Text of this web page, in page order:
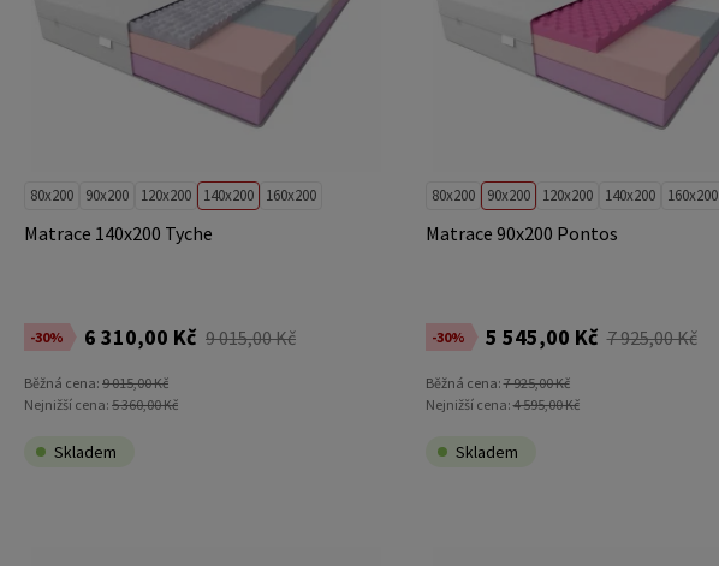
80x200 90x200 120x200 140x200 160x200
Matrace 140x200 Tyche
-30% 6 310,00 Kč 9 015,00 Kč
Běžná cena: 9 015,00 Kč
Nejnižší cena: 5 360,00 Kč
Skladem
80x200 90x200 120x200 140x200 160x200
Matrace 90x200 Pontos
-30% 5 545,00 Kč 7 925,00 Kč
Běžná cena:7 925,00 Kč
Nejnižší cena:4 595,00 Kč
Skladem